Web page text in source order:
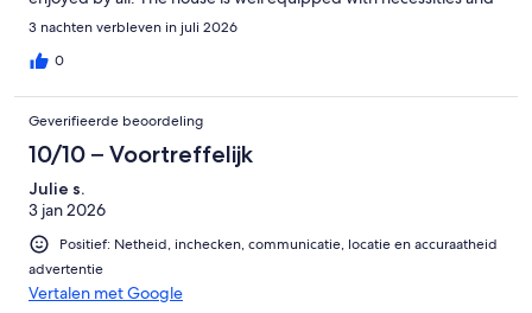
o Refunds for guests who booked through HomeAway / VRBO or
our direct website will be processed minus any credit card fees as
they are not refunded to the host
phone call away to help make your stay superb.
fully stocked kitchen. Any questions, the host was a quick
text/call away. We are looking forward to coming back next
summer!
3 nachten verbleven in juli 2026
0
Geverifieerde beoordeling
10/10 – Voortreffelijk
Julie s.
3 jan 2026
Positief: Netheid, inchecken, communicatie, locatie en accuraatheid
advertentie
Vertalen met Google